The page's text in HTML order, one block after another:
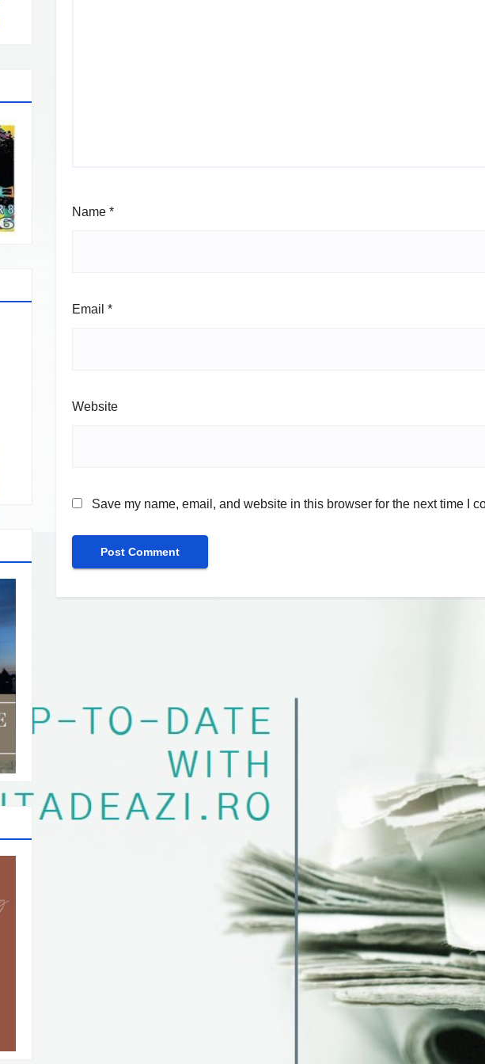
Name *
Email *
Website
Save my name, email, and website in this browser for the next time I